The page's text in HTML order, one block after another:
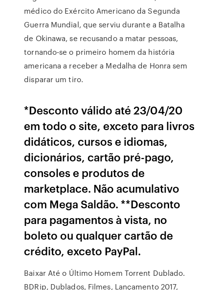
médico do Exército Americano da Segunda
Guerra Mundial, que serviu durante a Batalha
de Okinawa, se recusando a matar pessoas,
tornando-se o primeiro homem da história
americana a receber a Medalha de Honra sem
disparar um tiro.
*Desconto válido até 23/04/20
em todo o site, exceto para livros
didáticos, cursos e idiomas,
dicionários, cartão pré-pago,
consoles e produtos de
marketplace. Não acumulativo
com Mega Saldão. **Desconto
para pagamentos à vista, no
boleto ou qualquer cartão de
crédito, exceto PayPal.
Baixar Até o Último Homem Torrent Dublado.
BDRip, Dublados, Filmes, Lançamento 2017,